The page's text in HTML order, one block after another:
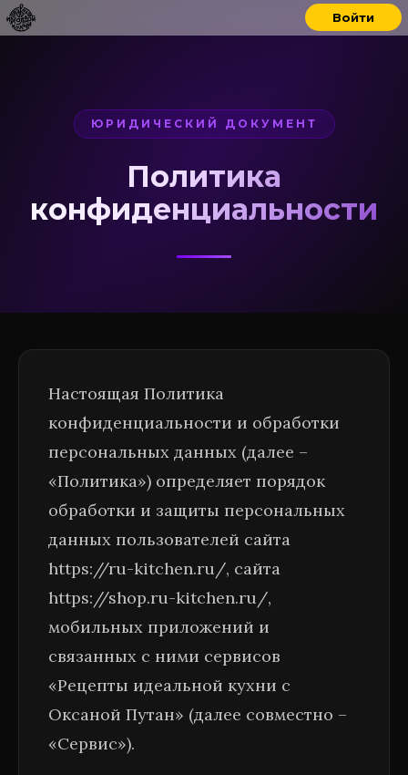
Войти
ЮРИДИЧЕСКИЙ ДОКУМЕНТ
Политика
конфиденциальности
Настоящая Политика
конфиденциальности и обработки
персональных данных (далее –
«Политика») определяет порядок
обработки и защиты персональных
данных пользователей сайта
https://ru-kitchen.ru/, сайта
https://shop.ru-kitchen.ru/,
мобильных приложений и
связанных с ними сервисов
«Рецепты идеальной кухни с
Оксаной Путан» (далее совместно –
«Сервис»).